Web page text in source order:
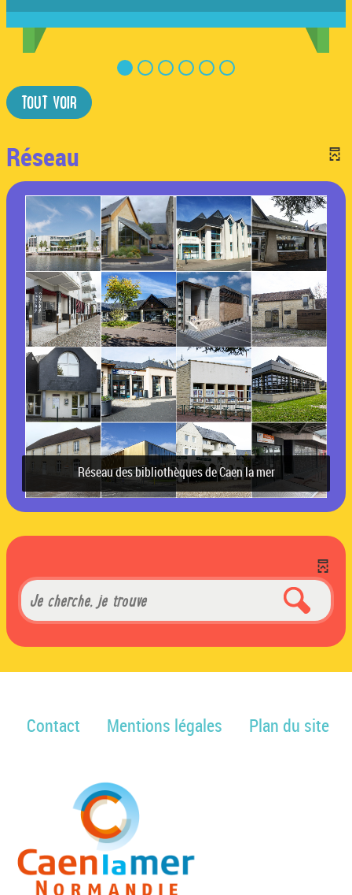
TOUT VOIR
Réseau
Réseau des bibliothèques de Caen la mer
Contact Mentions légales Plan du site